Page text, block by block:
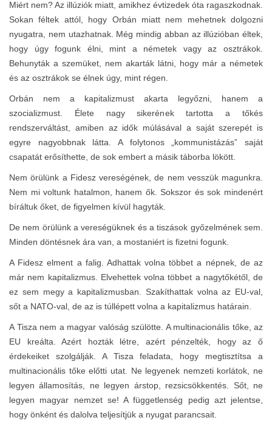
Miért nem? Az illúziók miatt, amikhez évtizedek óta ragaszkodnak.
Sokan féltek attól, hogy Orbán miatt nem mehetnek dolgozni
nyugatra, nem utazhatnak. Még mindig abban az illúzióban éltek,
hogy úgy fogunk élni, mint a németek vagy az osztrákok.
Behunyták a szemüket, nem akarták látni, hogy már a németek
és az osztrákok se élnek úgy, mint régen.
Orbán nem a kapitalizmust akarta legyőzni, hanem a
szocializmust. Élete nagy sikerének tartotta a tőkés
rendszerváltást, amiben az idők múlásával a saját szerepét is
egyre nagyobbnak látta. A folytonos „kommunistázás” saját
csapatát erősíthette, de sok embert a másik táborba lökött.
Nem örülünk a Fidesz vereségének, de nem vesszük magunkra.
Nem mi voltunk hatalmon, hanem ők. Sokszor és sok mindenért
bíráltuk őket, de figyelmen kívül hagyták.
De nem örülünk a vereségüknek és a tiszások győzelmének sem.
Minden döntésnek ára van, a mostaniért is fizetni fogunk.
A Fidesz elment a falig. Adhattak volna többet a népnek, de az
már nem kapitalizmus. Elvehettek volna többet a nagytőkétől, de
ez sem megy a kapitalizmusban. Szakíthattak volna az EU-val,
sőt a NATO-val, de az is túllépett volna a kapitalizmus határain.
A Tisza nem a magyar valóság szülötte. A multinacionális tőke, az
EU kreálta. Azért hozták létre, azért pénzelték, hogy az ő
érdekeiket szolgálják. A Tisza feladata, hogy megtisztítsa a
multinacionális tőke előtti utat. Ne legyenek nemzeti korlátok, ne
legyen államosítás, ne legyen árstop, rezsicsökkentés. Sőt, ne
legyen magyar nemzet se! A függetlenség pedig azt jelentse,
hogy önként és dalolva teljesítjük a nyugat parancsait.